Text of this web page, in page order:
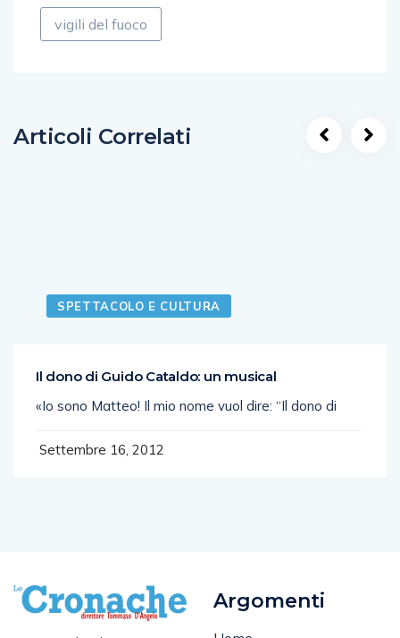
vigili del fuoco
Articoli Correlati
SPETTACOLO E CULTURA
Il dono di Guido Cataldo: un musical
«Io sono Matteo! Il mio nome vuol dire: “Il dono di
Settembre 16, 2012
Argomenti